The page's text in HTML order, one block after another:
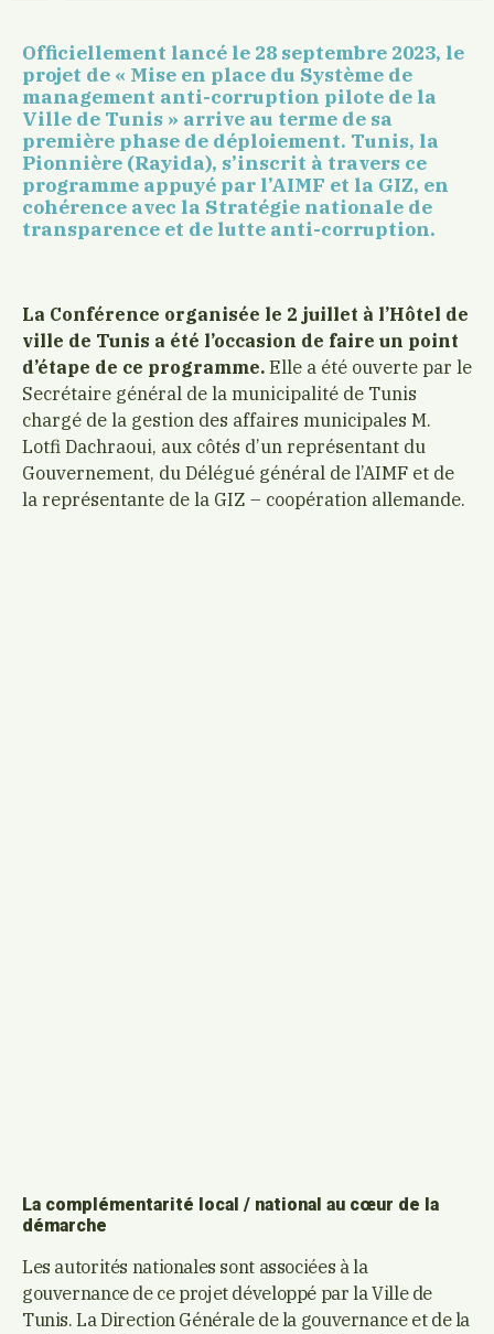
Officiellement lancé le 28 septembre 2023, le
projet de « Mise en place du Système de
management anti-corruption pilote de la
Ville de Tunis » arrive au terme de sa
première phase de déploiement. Tunis, la
Pionnière (Rayida), s’inscrit à travers ce
programme appuyé par l’AIMF et la GIZ, en
cohérence avec la Stratégie nationale de
transparence et de lutte anti-corruption.
La Conférence organisée le 2 juillet à l’Hôtel de
ville de Tunis a été l’occasion de faire un point
d’étape de ce programme.Elle a été ouverte par le
Secrétaire général de la municipalité de Tunis
chargé de la gestion des affaires municipales M.
Lotfi Dachraoui, aux côtés d’un représentant du
Gouvernement, du Délégué général de l’AIMF et de
la représentante de la GIZ – coopération allemande.
La complémentarité local / national au cœur de la
démarche
Les autorités nationales sont associées à la
gouvernance de ce projet développé par la Ville de
Tunis. La Direction Générale de la gouvernance et de la